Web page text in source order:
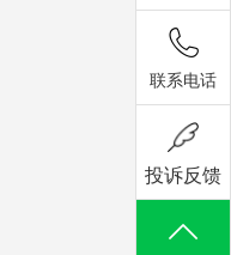
联系电话
投诉反馈